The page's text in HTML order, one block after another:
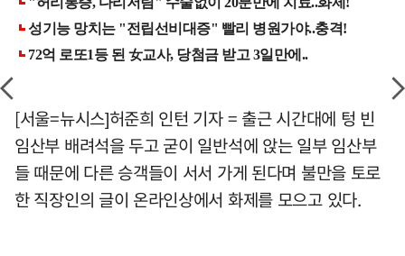
[서울=뉴시스]허준희 인턴 기자 = 출근 시간대에 텅 빈
임산부 배려석을 두고 굳이 일반석에 앉는 일부 임산부
들 때문에 다른 승객들이 서서 가게 된다며 불만을 토로
한 직장인의 글이 온라인상에서 화제를 모으고 있다.